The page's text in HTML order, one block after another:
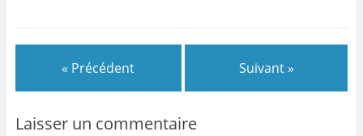
« Précédent Suivant »
Laisser un commentaire